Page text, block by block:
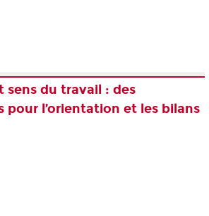
sens du travail : des
pour l’orientation et les bilans